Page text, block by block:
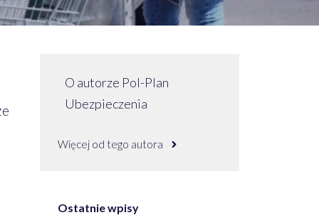
O autorze Pol-Plan
Ubezpieczenia
Więcej od tego autora
Ostatnie wpisy